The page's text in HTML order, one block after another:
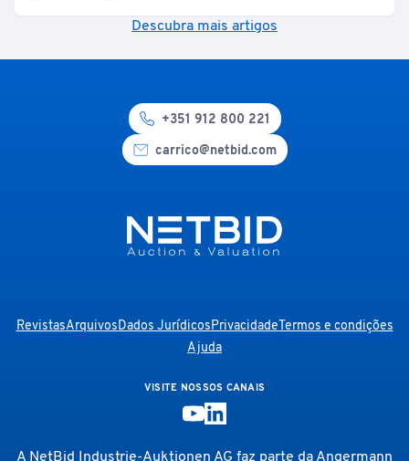
Descubra mais artigos
+351 912 800 221
carrico@netbid.com
RevistasArquivosDados JurídicosPrivacidadeTermos e condições
Ajuda
VISITE NOSSOS CANAIS